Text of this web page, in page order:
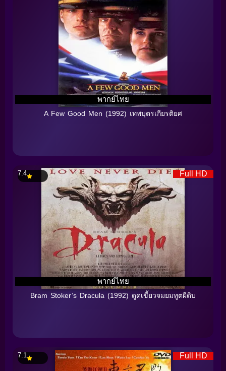
พากย์ไทย
A Few Good Men (1992) เทพบุตรเกียรติยศ
Full HD
พากย์ไทย
7.4
Bram Stoker’s Dracula (1992) ดูดเขี้ยวจมยมทูตผีดิบ
Full HD
7.1